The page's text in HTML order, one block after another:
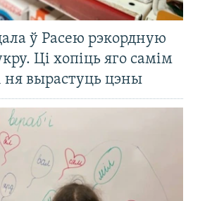
ў Расею рэкордную
Ці хопіць яго самім
ня вырастуць цэны